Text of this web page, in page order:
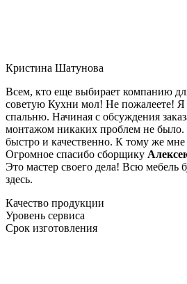
Кристина Шатунова
Всем, кто еще выбирает компанию
советую Кухни мол! Не пожалеете! Я
спальню. Начиная с обсуждения
монтажом никаких проблем не было.
быстро и качественно. К тому же
Огромное спасибо сборщику
Это мастер своего дела! Всю мебель
здесь.
Качество продукции
Уровень сервиса
Срок изготовления